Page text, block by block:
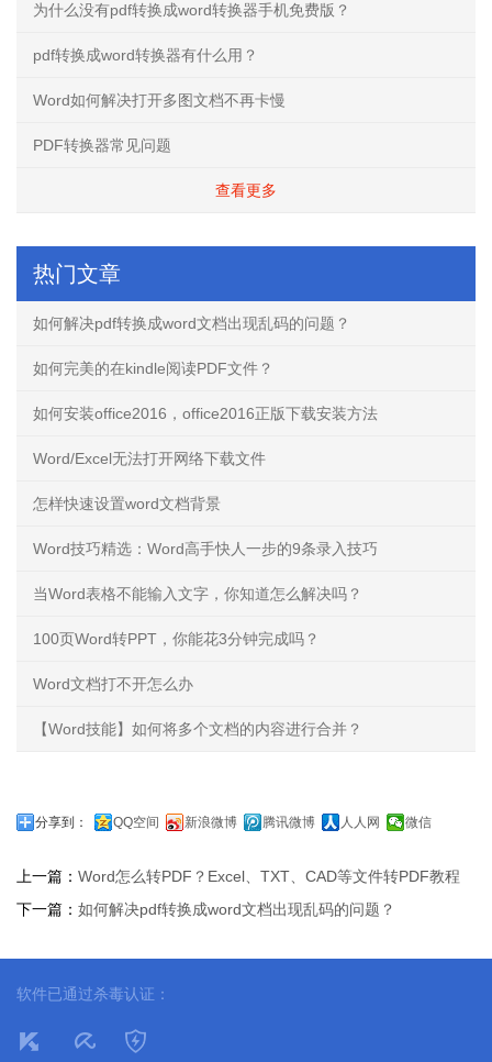
为什么没有pdf转换成word转换器手机免费版？
pdf转换成word转换器有什么用？
Word如何解决打开多图文档不再卡慢
PDF转换器常见问题
查看更多
热门文章
如何解决pdf转换成word文档出现乱码的问题？
如何完美的在kindle阅读PDF文件？
如何安装office2016，office2016正版下载安装方法
Word/Excel无法打开网络下载文件
怎样快速设置word文档背景
Word技巧精选：Word高手快人一步的9条录入技巧
当Word表格不能输入文字，你知道怎么解决吗？
100页Word转PPT，你能花3分钟完成吗？
Word文档打不开怎么办
【Word技能】如何将多个文档的内容进行合并？
分享到： QQ空间 新浪微博 腾讯微博 人人网 微信
上一篇： Word怎么转PDF？Excel、TXT、CAD等文件转PDF教程
下一篇： 如何解决pdf转换成word文档出现乱码的问题？
软件已通过杀毒认证：